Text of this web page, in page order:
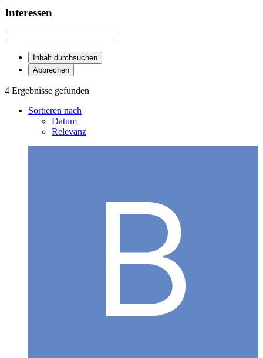
Interessen
Inhalt durchsuchen
Abbrechen
4 Ergebnisse gefunden
Sortieren nach
Datum
Relevanz